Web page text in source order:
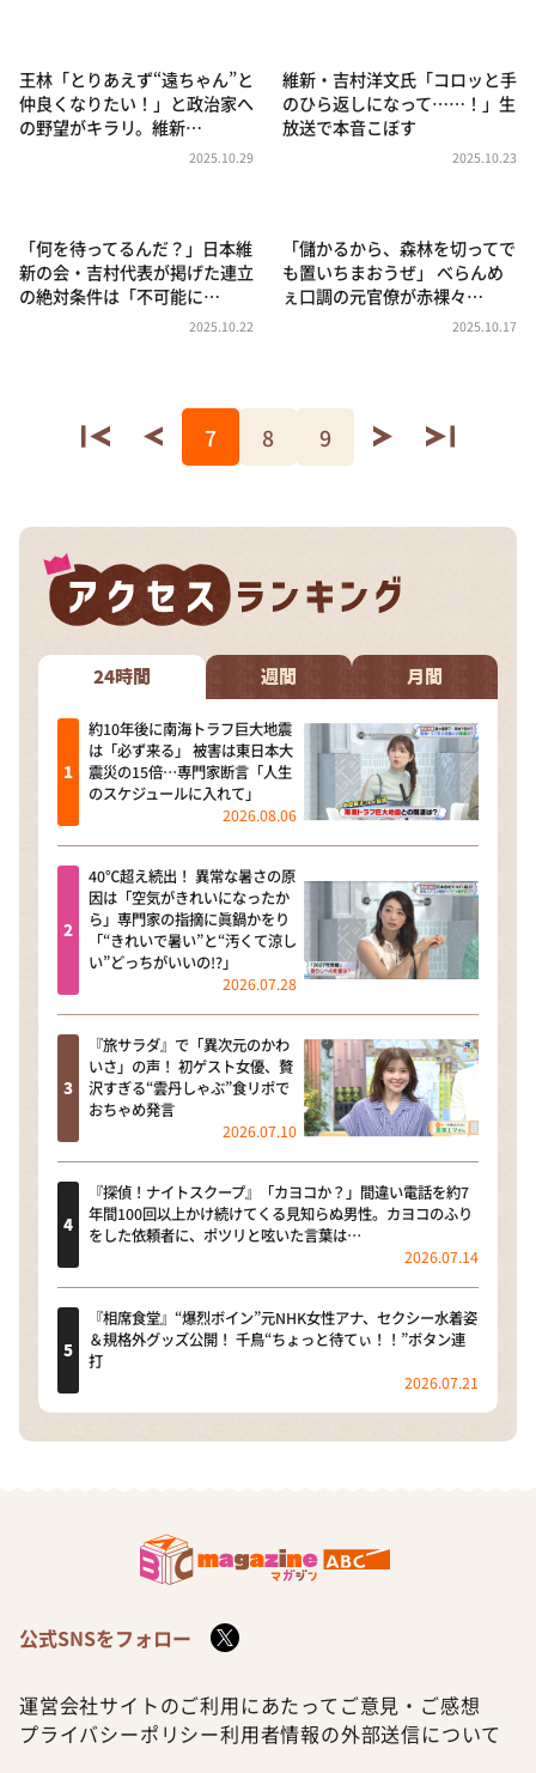
王林「とりあえず“遠ちゃん”と
仲良くなりたい！」と政治家へ
の野望がキラリ。維新…
2025.10.29
維新・吉村洋文氏「コロッと手
のひら返しになって……！」生
放送で本音こぼす
2025.10.23
「何を待ってるんだ？」日本維
新の会・吉村代表が掲げた連立
の絶対条件は「不可能に…
2025.10.22
「儲かるから、森林を切ってで
も置いちまおうぜ」 べらんめ
ぇ口調の元官僚が赤裸々…
2025.10.17
7 8 9
24時間 週間 月間
約10年後に南海トラフ巨大地震
は「必ず来る」 被害は東日本大
震災の15倍…専門家断言「人生
のスケジュールに入れて」
2026.08.06
40℃超え続出！ 異常な暑さの原
因は「空気がきれいになったか
ら」専門家の指摘に眞鍋かをり
「“きれいで暑い”と“汚くて涼し
い”どっちがいいの!?」
2026.07.28
『旅サラダ』で「異次元のかわ
いさ」の声！ 初ゲスト女優、贅
沢すぎる“雲丹しゃぶ”食リポで
おちゃめ発言
2026.07.10
『探偵！ナイトスクープ』「カヨコか？」間違い電話を約7
年間100回以上かけ続けてくる見知らぬ男性。カヨコのふり
をした依頼者に、ポツリと呟いた言葉は…
2026.07.14
『相席食堂』“爆烈ボイン”元NHK女性アナ、セクシー水着姿
＆規格外グッズ公開！ 千鳥“ちょっと待てぃ！！”ボタン連
打
2026.07.21
公式SNSをフォロー
運営会社サイトのご利用にあたって ご意見・ご感想
プライバシーポリシー利用者情報の外部送信について